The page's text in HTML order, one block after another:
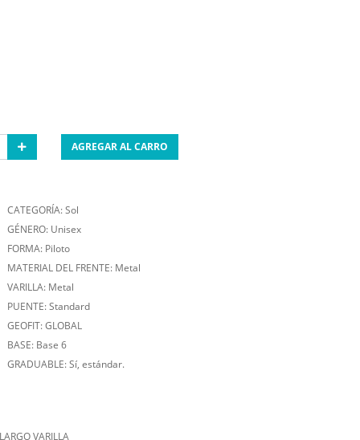
AGREGAR AL CARRO
CATEGORÍA: Sol
GÉNERO: Unisex
FORMA: Piloto
MATERIAL DEL FRENTE: Metal
VARILLA: Metal
PUENTE: Standard
GEOFIT: GLOBAL
BASE: Base 6
GRADUABLE: Sí, estándar.
LARGO VARILLA